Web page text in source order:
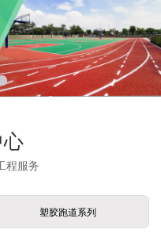
心
程服务
塑胶跑道系列